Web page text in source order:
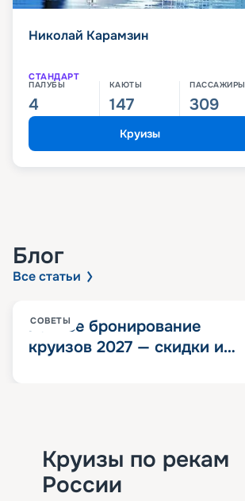
Николай Карамзин
СТАНДАРТ
ПАЛУБЫ
4
КАЮТЫ
147
ПАССАЖИРЫ
309
Круизы
Блог
Все статьи
СОВЕТЫ
Раннее бронирование
круизов 2027 — скидки и
Круизы по рекам
России